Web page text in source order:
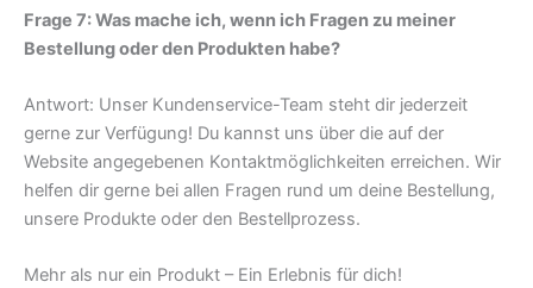
Frage 7: Was mache ich, wenn ich Fragen zu meiner
Bestellung oder den Produkten habe?
Antwort: Unser Kundenservice-Team steht dir jederzeit
gerne zur Verfügung! Du kannst uns über die auf der
Website angegebenen Kontaktmöglichkeiten erreichen. Wir
helfen dir gerne bei allen Fragen rund um deine Bestellung,
unsere Produkte oder den Bestellprozess.
Mehr als nur ein Produkt – Ein Erlebnis für dich!